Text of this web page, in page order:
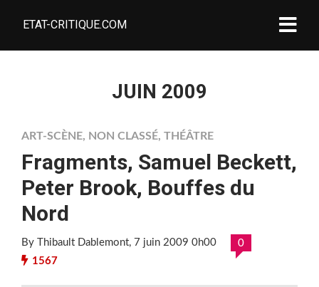
ETAT-CRITIQUE.COM
JUIN 2009
ART-SCÈNE, NON CLASSÉ, THÉÂTRE
Fragments, Samuel Beckett,
Peter Brook, Bouffes du
Nord
By Thibault Dablemont, 7 juin 2009 0h00
0
1567